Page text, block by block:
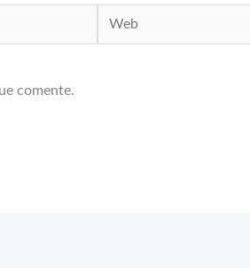
Web
comente.